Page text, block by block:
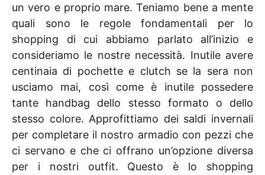
un vero e proprio mare. Teniamo bene a mente
quali sono le regole fondamentali per lo
shopping di cui abbiamo parlato all’inizio e
consideriamo le nostre necessità. Inutile avere
centinaia di pochette e clutch se la sera non
usciamo mai, così come è inutile possedere
tante handbag dello stesso formato o dello
stesso colore. Approfittiamo dei saldi invernali
per completare il nostro armadio con pezzi che
ci servano e che ci offrano un’opzione diversa
per i nostri outfit. Questo è lo shopping